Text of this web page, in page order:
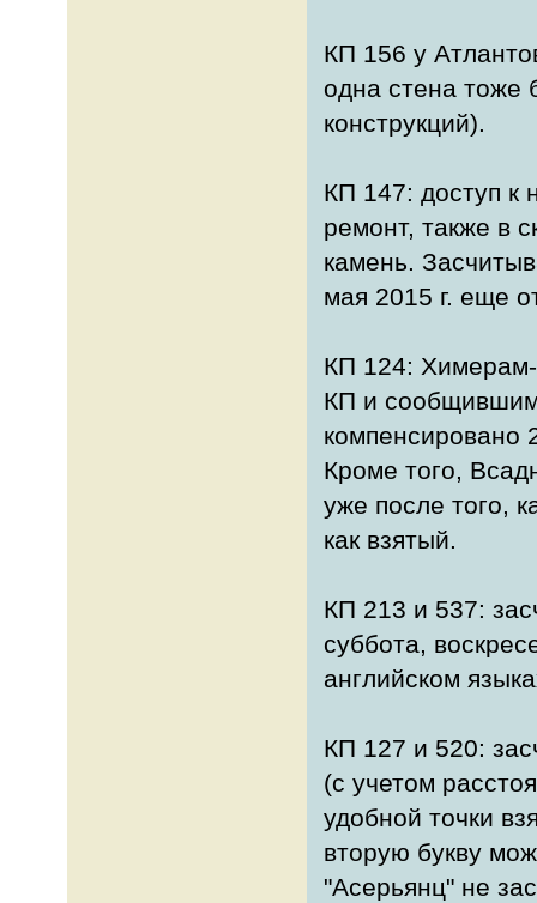
КП 156 у
одна стена тоже
конструкций).
КП 147: доступ к
ремонт, также в
камень.
мая 2015 г. еще
КП 124:
КП и
компенсировано
Кроме того,
уже после того,
как взятый.
КП 213 и 537:
суббота,
английском
КП 127 и 520:
(с учетом
удобной точки
вторую букву
"Асерьянц" не